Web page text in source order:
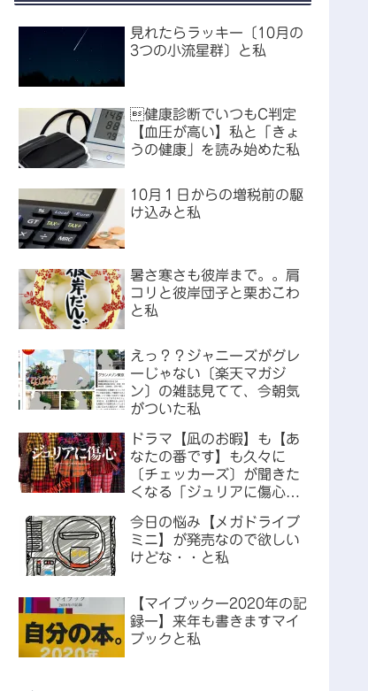
見れたらラッキー〔10月の
3つの小流星群〕と私
健康診断でいつもC判定
【血圧が高い】私と「きょ
うの健康」を読み始めた私
10月１日からの増税前の駆
け込みと私
暑さ寒さも彼岸まで。。肩
コリと彼岸団子と栗おこわ
と私
えっ？？ジャニーズがグレ
ーじゃない〔楽天マガジ
ン〕の雑誌見てて、今朝気
がついた私
ドラマ【凪のお暇】も【あ
なたの番です】も久々に
〔チェッカーズ〕が聞きた
くなる「ジュリアに傷心」
今日の悩み【メガドライブ
ミニ】が発売なので欲しい
けどな・・と私
【マイブックー2020年の記
録ー】来年も書きますマイ
ブックと私